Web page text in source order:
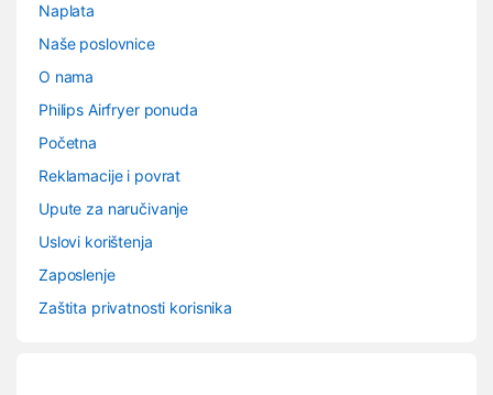
Naplata
Naše poslovnice
O nama
Philips Airfryer ponuda
Početna
Reklamacije i povrat
Upute za naručivanje
Uslovi korištenja
Zaposlenje
Zaštita privatnosti korisnika